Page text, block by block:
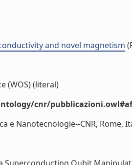
and novel magnetism
(WOS) (literal)
cnr/
e Nanotecnologie--CNR, Rome,